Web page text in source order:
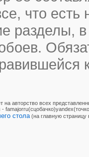
что есть
разделы,
на авторство всех
стола (на главную страницу